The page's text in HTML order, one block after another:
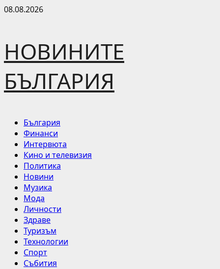
Skip
08.08.2026
НОВИНИТЕ
БЪЛГАРИЯ
Primary
Menu
България
Финанси
Интервюта
Кино и телевизия
Политика
Новини
Музика
Мода
Личности
Здраве
Туризъм
Технологии
Спорт
Събития